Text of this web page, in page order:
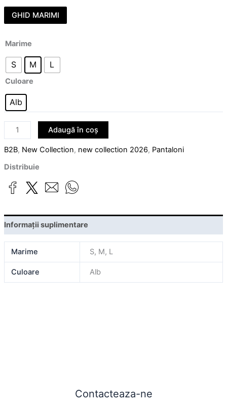
GHID MARIMI
Marime
S M L
Culoare
Alb
Adaugă în coș
B2B, New Collection, new collection 2026, Pantaloni
Distribuie
Informații suplimentare
Marime S, M, L
Culoare Alb
Contacteaza-ne